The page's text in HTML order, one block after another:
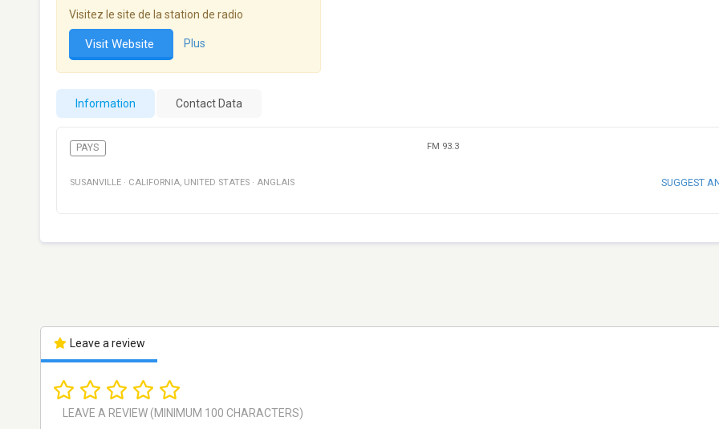
Visitez le site de la station de radio
Visit Website Plus
Information Contact Data
PAYS FM 93.3
SUSANVILLE · CALIFORNIA, UNITED STATES · ANGLAIS SUGGEST
Leave a review